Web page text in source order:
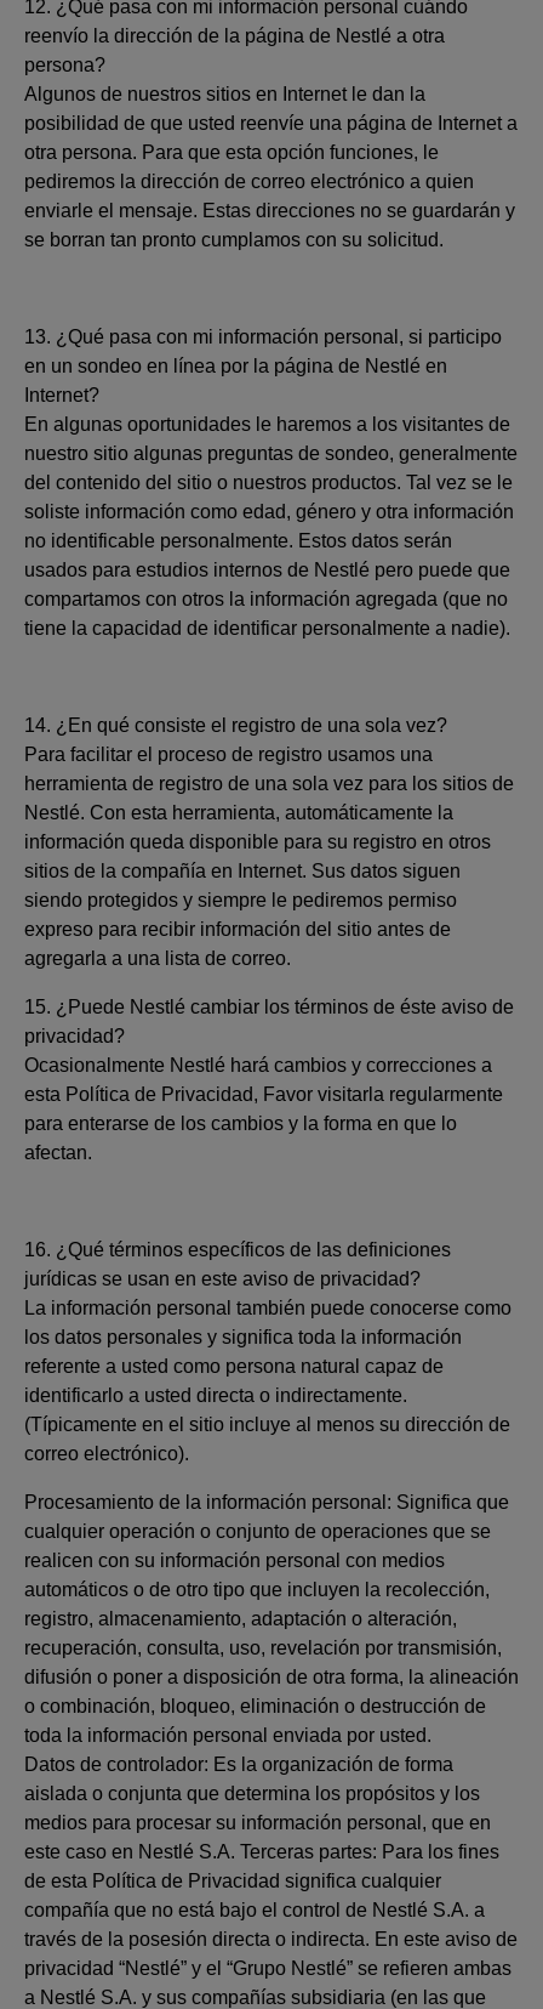
12. ¿Qué pasa con mi información personal cuándo
reenvío la dirección de la página de Nestlé a otra
persona?
Algunos de nuestros sitios en Internet le dan la
posibilidad de que usted reenvíe una página de Internet a
otra persona. Para que esta opción funciones, le
pediremos la dirección de correo electrónico a quien
enviarle el mensaje. Estas direcciones no se guardarán y
se borran tan pronto cumplamos con su solicitud.
13. ¿Qué pasa con mi información personal, si participo
en un sondeo en línea por la página de Nestlé en
Internet?
En algunas oportunidades le haremos a los visitantes de
nuestro sitio algunas preguntas de sondeo, generalmente
del contenido del sitio o nuestros productos. Tal vez se le
soliste información como edad, género y otra información
no identificable personalmente. Estos datos serán
usados para estudios internos de Nestlé pero puede que
compartamos con otros la información agregada (que no
tiene la capacidad de identificar personalmente a nadie).
14. ¿En qué consiste el registro de una sola vez?
Para facilitar el proceso de registro usamos una
herramienta de registro de una sola vez para los sitios de
Nestlé. Con esta herramienta, automáticamente la
información queda disponible para su registro en otros
sitios de la compañía en Internet. Sus datos siguen
siendo protegidos y siempre le pediremos permiso
expreso para recibir información del sitio antes de
agregarla a una lista de correo.
15. ¿Puede Nestlé cambiar los términos de éste aviso de
privacidad?
Ocasionalmente Nestlé hará cambios y correcciones a
esta Política de Privacidad, Favor visitarla regularmente
para enterarse de los cambios y la forma en que lo
afectan.
16. ¿Qué términos específicos de las definiciones
jurídicas se usan en este aviso de privacidad?
La información personal también puede conocerse como
los datos personales y significa toda la información
referente a usted como persona natural capaz de
identificarlo a usted directa o indirectamente.
(Típicamente en el sitio incluye al menos su dirección de
correo electrónico).
Procesamiento de la información personal: Significa que
cualquier operación o conjunto de operaciones que se
realicen con su información personal con medios
automáticos o de otro tipo que incluyen la recolección,
registro, almacenamiento, adaptación o alteración,
recuperación, consulta, uso, revelación por transmisión,
difusión o poner a disposición de otra forma, la alineación
o combinación, bloqueo, eliminación o destrucción de
toda la información personal enviada por usted.
Datos de controlador: Es la organización de forma
aislada o conjunta que determina los propósitos y los
medios para procesar su información personal, que en
este caso en Nestlé S.A. Terceras partes: Para los fines
de esta Política de Privacidad significa cualquier
compañía que no está bajo el control de Nestlé S.A. a
través de la posesión directa o indirecta. En este aviso de
privacidad “Nestlé” y el “Grupo Nestlé” se refieren ambas
a Nestlé S.A. y sus compañías subsidiaria (en las que